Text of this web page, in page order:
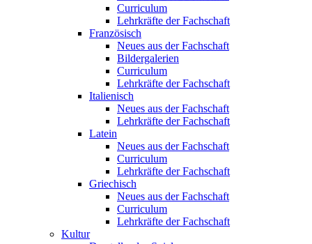
Curriculum
Lehrkräfte der Fachschaft
Französisch
Neues aus der Fachschaft
Bildergalerien
Curriculum
Lehrkräfte der Fachschaft
Italienisch
Neues aus der Fachschaft
Lehrkräfte der Fachschaft
Latein
Neues aus der Fachschaft
Curriculum
Lehrkräfte der Fachschaft
Griechisch
Neues aus der Fachschaft
Curriculum
Lehrkräfte der Fachschaft
Kultur